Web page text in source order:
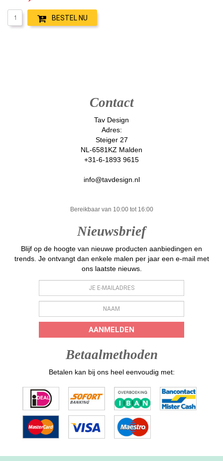
BESTEL NU
Contact
Tav Design
Adres:
Steiger 27
NL-6581KZ Malden
+31-6-1893 9615
info@tavdesign.nl
Bereikbaar van 10:00 tot 16:00
Nieuwsbrief
Blijf op de hoogte van nieuwe producten aanbiedingen en
trends. Je ontvangt dan enkele malen per jaar een e-mail met
ons laatste nieuws.
AANMELDEN
Betaalmethoden
Betalen kan bij ons heel eenvoudig met: